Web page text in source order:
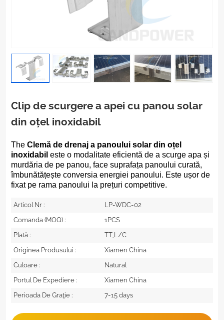
Clip de scurgere a apei cu panou solar
din oțel inoxidabil
The Clemă de drenaj a panoului solar din oțel
inoxidabil este o modalitate eficientă de a scurge apa și
murdăria de pe panou, face suprafața panoului curată,
îmbunătățește conversia energiei panoului. Este ușor de
fixat pe rama panoului la prețuri competitive.
Articol Nr :
LP-WDC-02
Comanda (MOQ) :
1PCS
Plată :
TT,L/C
Originea Produsului :
Xiamen China
Culoare :
Natural
Portul De Expediere :
Xiamen China
Perioada De Graţie :
7-15 days